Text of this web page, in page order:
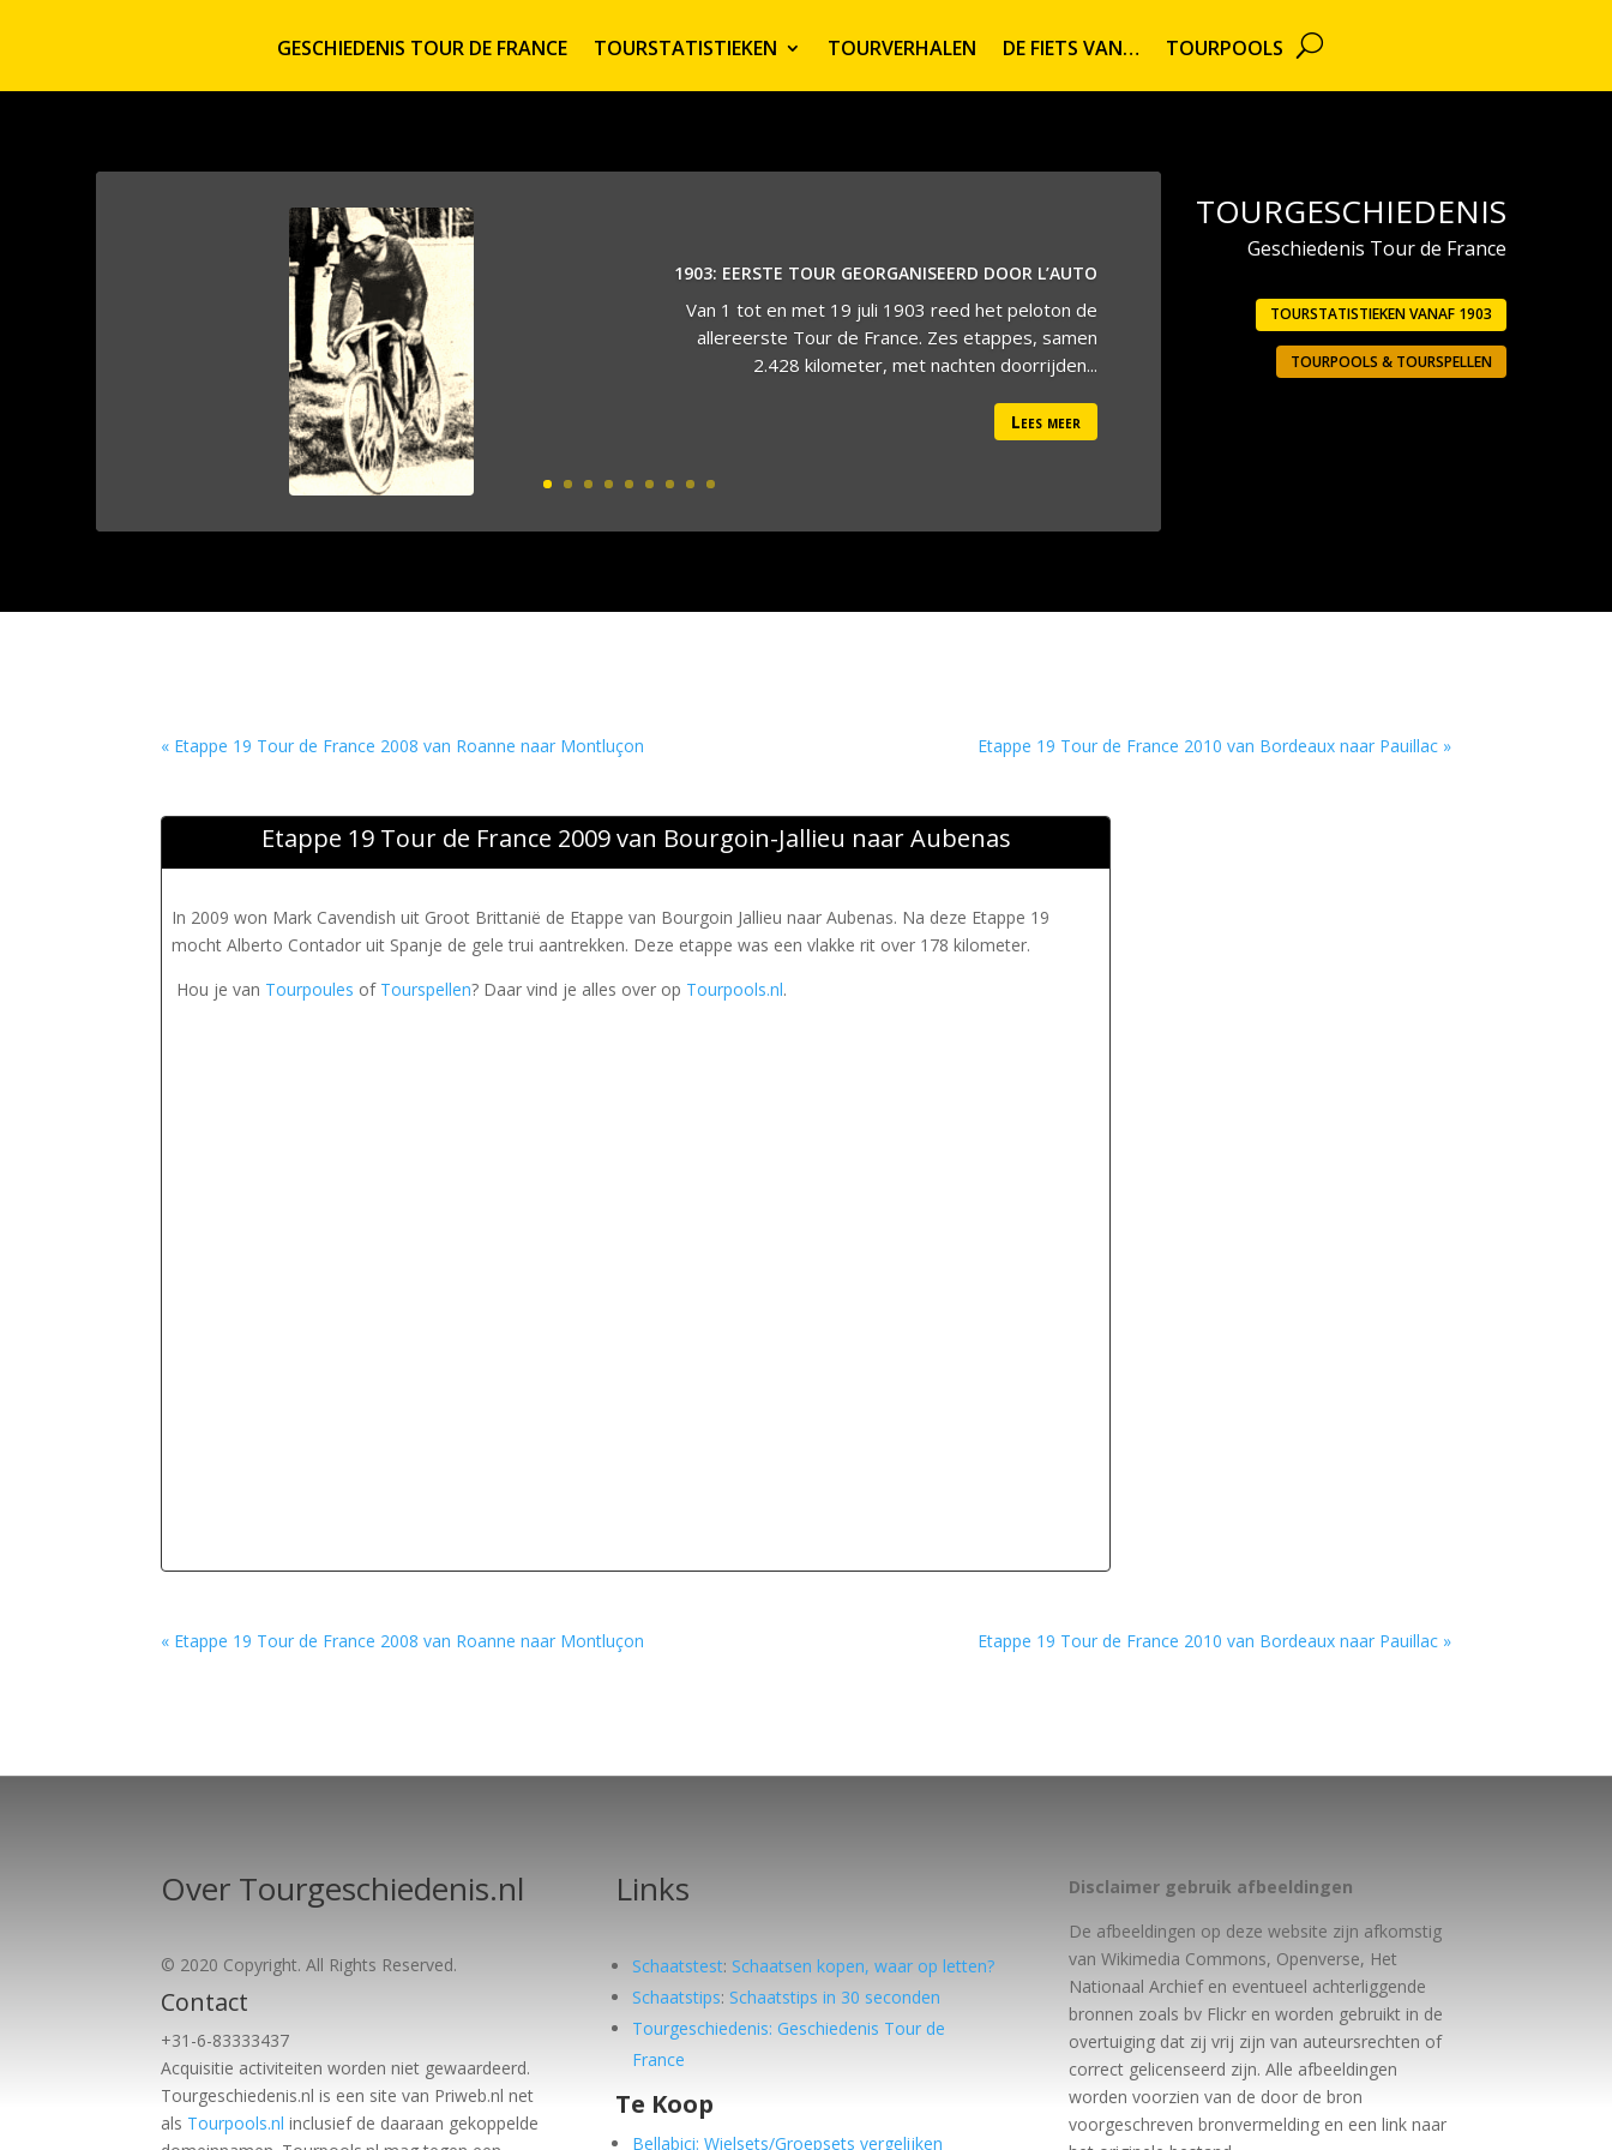
GESCHIEDENIS TOUR DE FRANCE TOURSTATISTIEKEN TOURVERHALEN DE FIETS VAN… TOURPOOLS
1903: EERSTE TOUR GEORGANISEERD DOOR L’AUTO
Van 1 tot en met 19 juli 1903 reed het peloton de
allereerste Tour de France. Zes etappes, samen
2.428 kilometer, met nachten doorrijden...
Lees meer
TOURGESCHIEDENIS
Geschiedenis Tour de France
TOURSTATISTIEKEN VANAF 1903
TOURPOOLS & TOURSPELLEN
« Etappe 19 Tour de France 2008 van Roanne naar Montluçon Etappe 19 Tour de France 2010 van Bordeaux naar Pauillac »
Etappe 19 Tour de France 2009 van Bourgoin-Jallieu naar Aubenas
In 2009 won Mark Cavendish uit Groot Brittanië de Etappe van Bourgoin Jallieu naar Aubenas. Na deze Etappe 19
mocht Alberto Contador uit Spanje de gele trui aantrekken. Deze etappe was een vlakke rit over 178 kilometer.
Hou je van Tourpoules of Tourspellen? Daar vind je alles over op Tourpools.nl.
« Etappe 19 Tour de France 2008 van Roanne naar Montluçon Etappe 19 Tour de France 2010 van Bordeaux naar Pauillac »
Over Tourgeschiedenis.nl
© 2020 Copyright. All Rights Reserved.
Contact
+31-6-83333437
Acquisitie activiteiten worden niet gewaardeerd.
Tourgeschiedenis.nl is een site van Priweb.nl net
als Tourpools.nl inclusief de daaraan gekoppelde
Links
Schaatstest: Schaatsen kopen, waar op letten?
Schaatstips: Schaatstips in 30 seconden
Tourgeschiedenis: Geschiedenis Tour de
France
Te Koop
Bellabici: Wielsets/Groepsets vergelijken
Disclaimer gebruik afbeeldingen
De afbeeldingen op deze website zijn afkomstig
van Wikimedia Commons, Openverse, Het
Nationaal Archief en eventueel achterliggende
bronnen zoals bv Flickr en worden gebruikt in de
overtuiging dat zij vrij zijn van auteursrechten of
correct gelicenseerd zijn. Alle afbeeldingen
worden voorzien van de door de bron
voorgeschreven bronvermelding en een link naar